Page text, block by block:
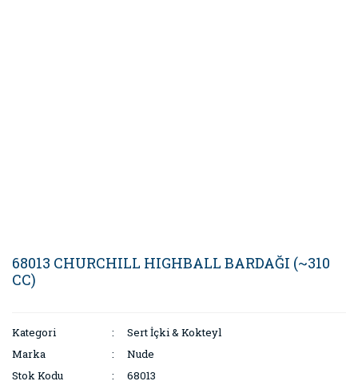
68013 CHURCHILL HIGHBALL BARDAĞI (~310
CC)
Kategori
Sert İçki & Kokteyl
Marka
Nude
Stok Kodu
68013